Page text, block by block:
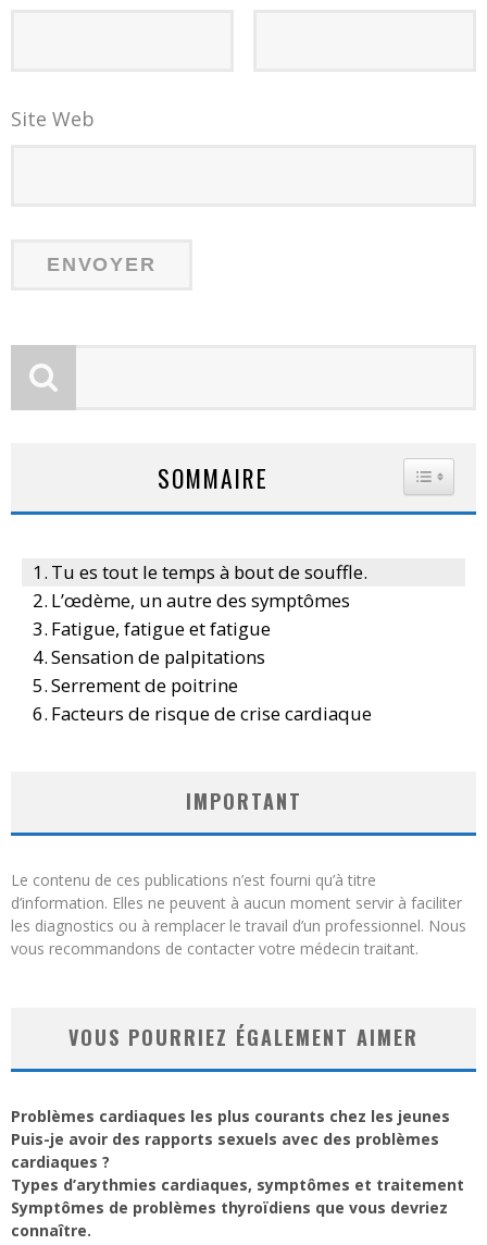
Site Web
SOMMAIRE
Tu es tout le temps à bout de souffle.
L’œdème, un autre des symptômes
Fatigue, fatigue et fatigue
Sensation de palpitations
Serrement de poitrine
Facteurs de risque de crise cardiaque
IMPORTANT
Le contenu de ces publications n’est fourni qu’à titre
d’information. Elles ne peuvent à aucun moment servir à faciliter
les diagnostics ou à remplacer le travail d’un professionnel. Nous
vous recommandons de contacter votre médecin traitant.
VOUS POURRIEZ ÉGALEMENT AIMER
Problèmes cardiaques les plus courants chez les jeunes
Puis-je avoir des rapports sexuels avec des problèmes
cardiaques ?
Types d’arythmies cardiaques, symptômes et traitement
Symptômes de problèmes thyroïdiens que vous devriez
connaître.